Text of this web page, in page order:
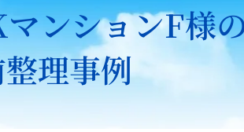
ンションF様
理事例